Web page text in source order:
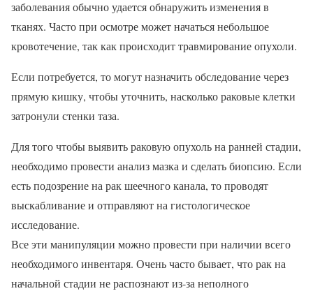
заболевания обычно удается обнаружить изменения в
тканях. Часто при осмотре может начаться небольшое
кровотечение, так как происходит травмирование опухоли.
Если потребуется, то могут назначить обследование через
прямую кишку, чтобы уточнить, насколько раковые клетки
затронули стенки таза.
Для того чтобы выявить раковую опухоль на ранней стадии,
необходимо провести анализ мазка и сделать биопсию. Если
есть подозрение на рак шеечного канала, то проводят
выскабливание и отправляют на гистологическое
исследование.
Все эти манипуляции можно провести при наличии всего
необходимого инвентаря. Очень часто бывает, что рак на
начальной стадии не распознают из-за неполного